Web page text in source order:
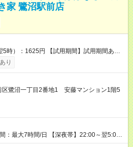
家 鷺沼駅前店
【試用期間】試用期間あり
月 雇用形態、給与は本採用時と同じです。
日（※条件変更なし）ですが、切り上げで
り
区鷺沼一丁目2番地1 安藤マンション1階5
：最大7時間/日 【深夜帯】22:00～翌5:00
※22:00から翌5:00までは18歳以上の方